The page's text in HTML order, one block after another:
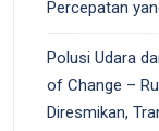
Percepatan
Polusi Udara
of Change –
Diresmikan,